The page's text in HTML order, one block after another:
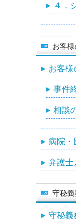
４．
お客
お客様
事件
相談
病院・
弁護士
守秘
守秘義